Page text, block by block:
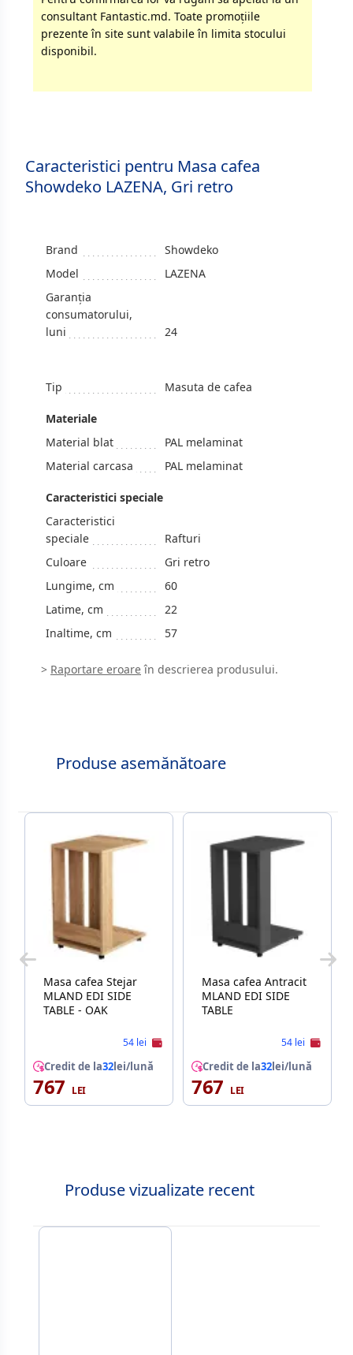
consultant Fantastic.md. Toate promoţiile
prezente în site sunt valabile în limita stocului
disponibil.
Caracteristici pentru Masa cafea
Showdeko LAZENA, Gri retro
Brand
Showdeko
Model
LAZENA
Garanția
consumatorului,
luni
24
Tip Masuta de cafea
Materiale
Material blat
PAL melaminat
Material carcasa
PAL melaminat
Caracteristici speciale
Caracteristici
speciale
Rafturi
Culoare
Gri retro
Lungime, cm
60
Latime, cm
22
Inaltime, cm
57
> Raportare eroareîn descrierea produsului.
Produse asemănătoare
Masa cafea Stejar
MLAND EDI SIDE
TABLE - OAK
54 lei
Credit de la32lei/lună
767
Masa cafea Antracit
MLAND EDI SIDE
TABLE
54 lei
Credit de la32lei/lună
767
Produse vizualizate recent